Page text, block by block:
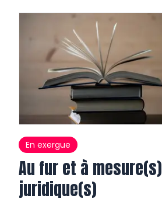
En exergue
Au fur et à mesure(s)
juridique(s)